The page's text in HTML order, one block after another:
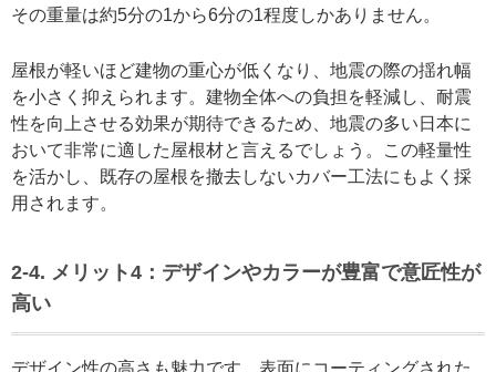
その重量は約5分の1から6分の1程度しかありません。
屋根が軽いほど建物の重心が低くなり、地震の際の揺れ幅
を小さく抑えられます。建物全体への負担を軽減し、耐震
性を向上させる効果が期待できるため、地震の多い日本に
おいて非常に適した屋根材と言えるでしょう。この軽量性
を活かし、既存の屋根を撤去しないカバー工法にもよく採
用されます。
2-4. メリット4：デザインやカラーが豊富で意匠性が
高い
デザイン性の高さも魅力です。表面にコーティングされた